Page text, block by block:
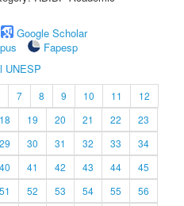
Google Scholar
Fapesp
UNESP
7 8 9 10 11
12
18 19 20 21 22
23
29 30 31 32 33
34
40 41 42 43 44
45
51 52 53 54 55
56